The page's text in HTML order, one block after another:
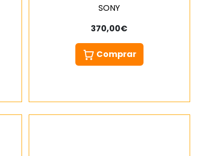
SONY
370,00€
Comprar